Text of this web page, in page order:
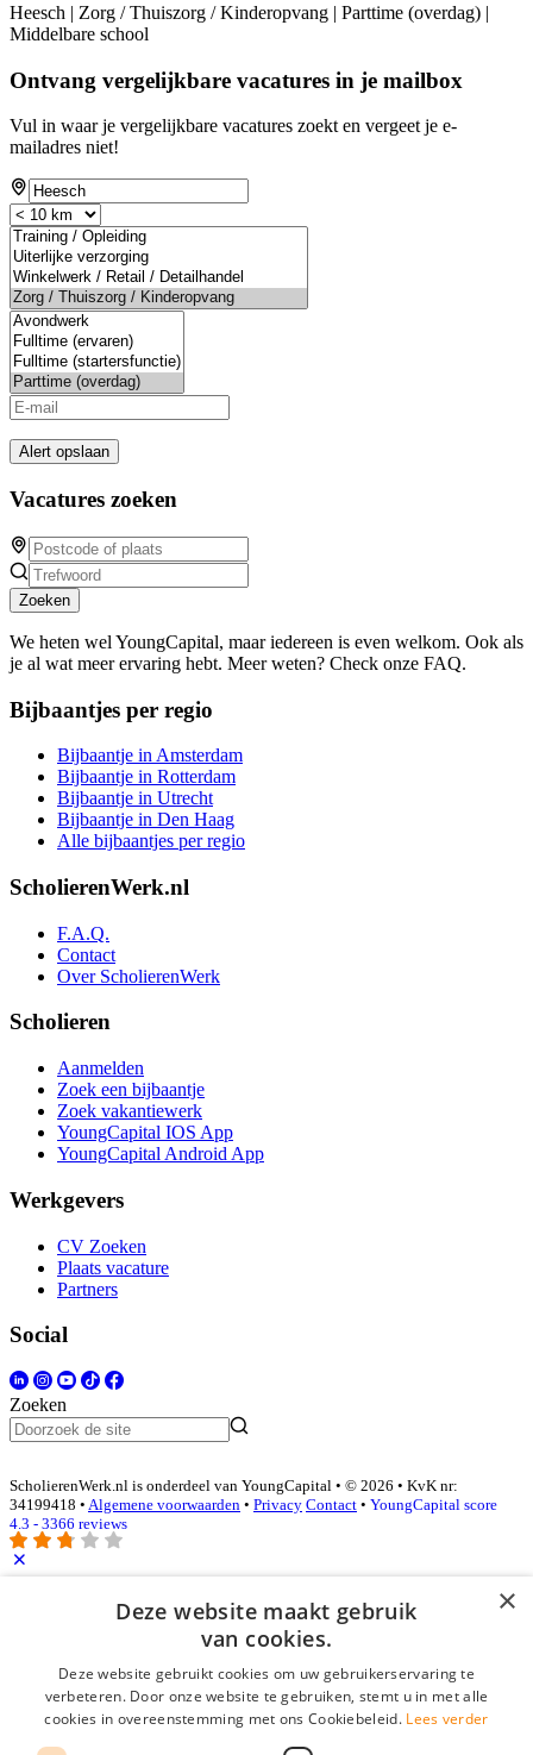
Heesch | Zorg / Thuiszorg / Kinderopvang | Parttime (overdag) |
Middelbare school
Ontvang vergelijkbare vacatures in je mailbox
Vul in waar je vergelijkbare vacatures zoekt en vergeet je e-
mailadres niet!
Alert opslaan
Vacatures zoeken
Zoeken
We heten wel YoungCapital, maar iedereen is even welkom. Ook als
je al wat meer ervaring hebt. Meer weten? Check onze FAQ.
Bijbaantjes per regio
Bijbaantje in Amsterdam
Bijbaantje in Rotterdam
Bijbaantje in Utrecht
Bijbaantje in Den Haag
Alle bijbaantjes per regio
ScholierenWerk.nl
F.A.Q.
Contact
Over ScholierenWerk
Scholieren
Aanmelden
Zoek een bijbaantje
Zoek vakantiewerk
YoungCapital IOS App
YoungCapital Android App
Werkgevers
CV Zoeken
Plaats vacature
Partners
Social
Zoeken
ScholierenWerk.nl is onderdeel van YoungCapital • © 2026 • KvK nr:
34199418 • Algemene voorwaarden • Privacy Contact • YoungCapital score
4.3 - 3366 reviews
Inloggen als bedrijf
Wachtwoord
×
Deze website maakt gebruik
van cookies.
Deze website gebruikt cookies om uw gebruikerservaring te
verbeteren. Door onze website te gebruiken, stemt u in met alle
cookies in overeenstemming met ons Cookiebeleid. Lees verder